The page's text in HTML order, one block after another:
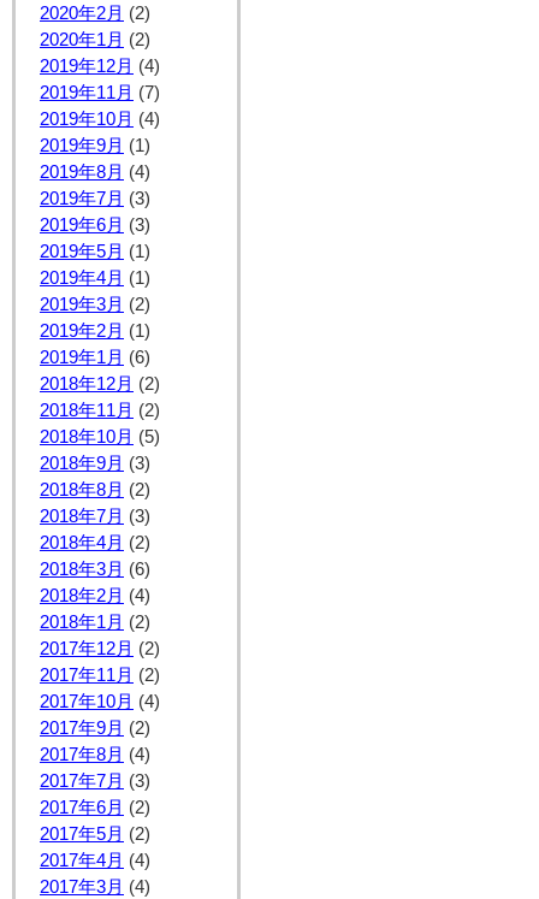
2020年2月 (2)
2020年1月 (2)
2019年12月 (4)
2019年11月 (7)
2019年10月 (4)
2019年9月 (1)
2019年8月 (4)
2019年7月 (3)
2019年6月 (3)
2019年5月 (1)
2019年4月 (1)
2019年3月 (2)
2019年2月 (1)
2019年1月 (6)
2018年12月 (2)
2018年11月 (2)
2018年10月 (5)
2018年9月 (3)
2018年8月 (2)
2018年7月 (3)
2018年4月 (2)
2018年3月 (6)
2018年2月 (4)
2018年1月 (2)
2017年12月 (2)
2017年11月 (2)
2017年10月 (4)
2017年9月 (2)
2017年8月 (4)
2017年7月 (3)
2017年6月 (2)
2017年5月 (2)
2017年4月 (4)
2017年3月 (4)